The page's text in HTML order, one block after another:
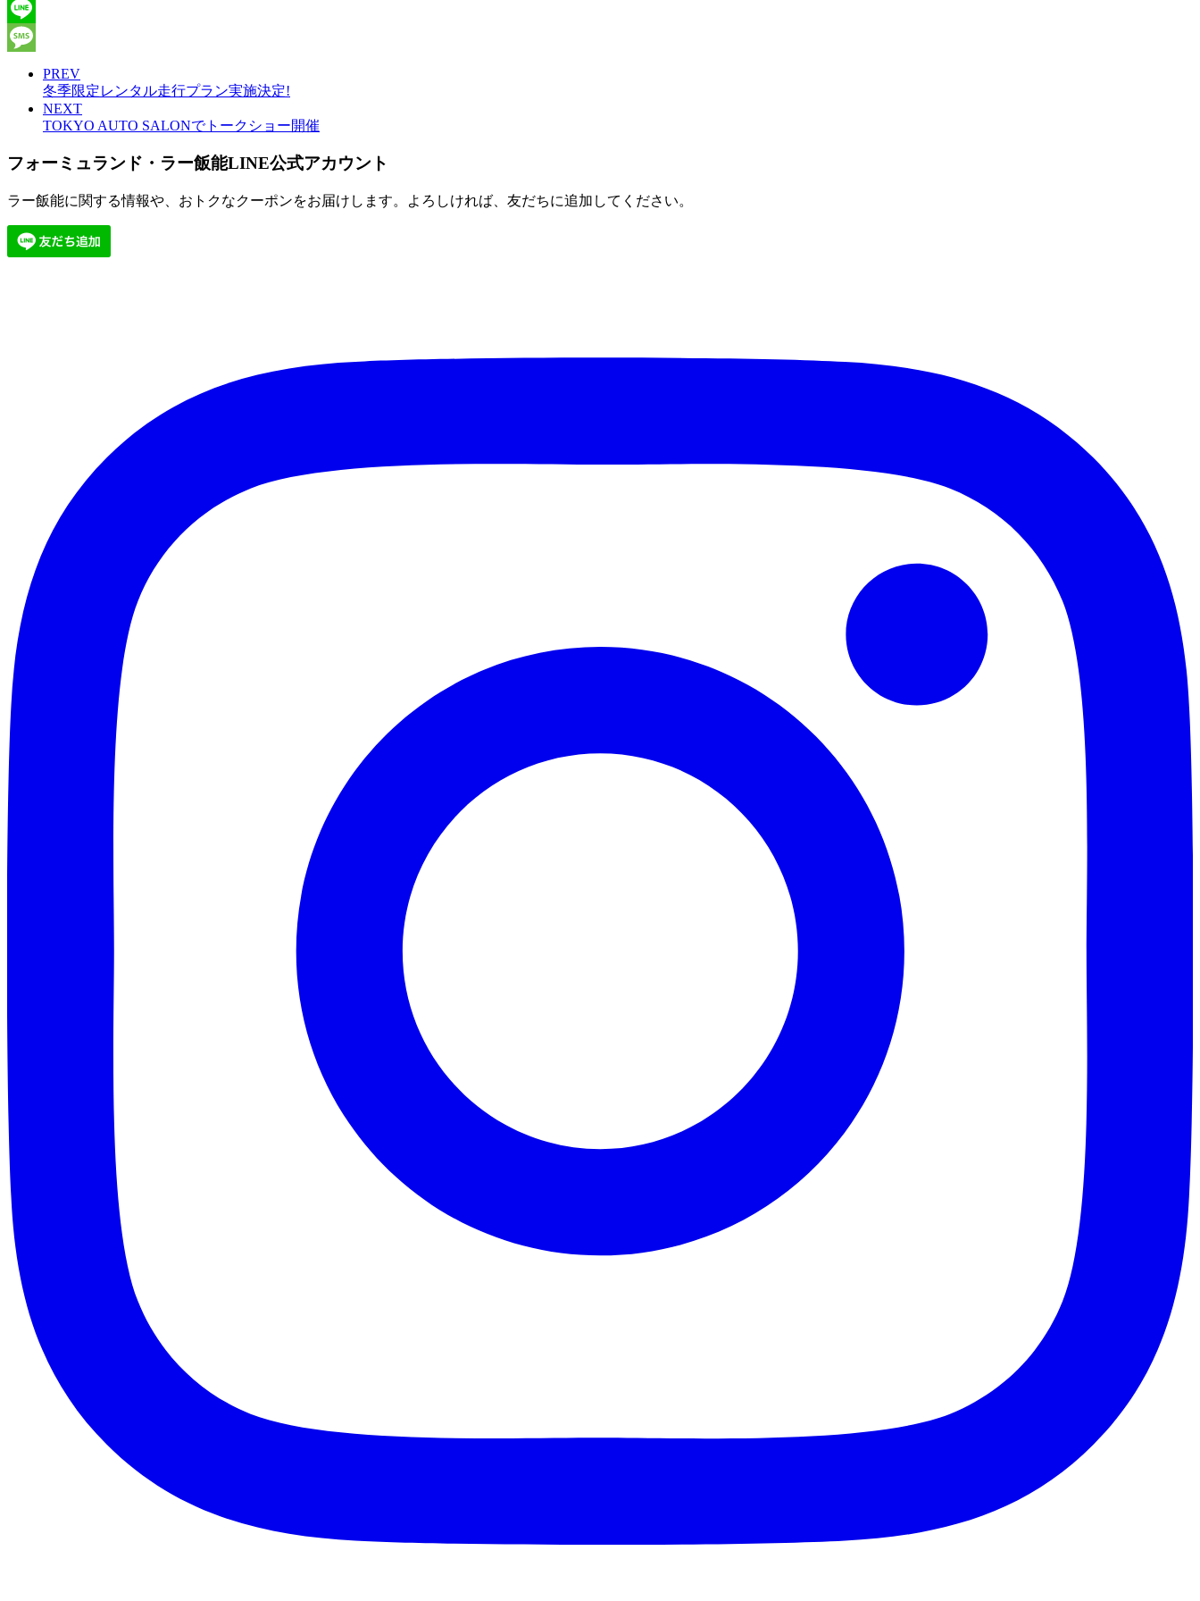
Email
Line
Message
PREV
冬季限定レンタル走行プラン実施決定!
NEXT
TOKYO AUTO SALONでトークショー開催
フォーミュランド・ラー飯能LINE公式アカウント
ラー飯能に関する情報や、おトクなクーポンをお届けします。よろしければ、友だちに追加してください。